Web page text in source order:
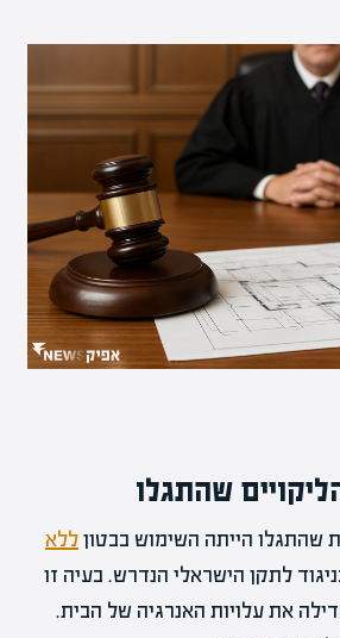
שהתגלו
שהתגלו הייתה השימוש בבטוןללא
לתקן הישראלי הנדרש. בעיה זו
את עלויות האנרגיה של הבית.